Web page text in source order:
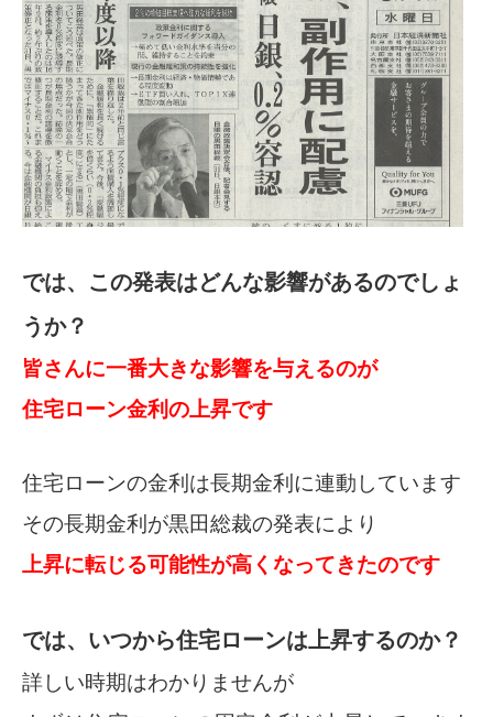
では、この発表はどんな影響があるのでしょ
うか？
皆さんに一番大きな影響を与えるのが
住宅ローン金利の上昇です
住宅ローンの金利は長期金利に連動しています
その長期金利が黒田総裁の発表により
上昇に転じる可能性が高くなってきたのです
では、いつから住宅ローンは上昇するのか？
詳しい時期はわかりませんが